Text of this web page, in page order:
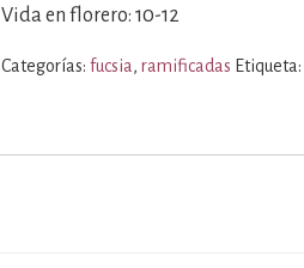
Vida en florero: 10-12
Categorías: fucsia, ramificadas Etiqueta: